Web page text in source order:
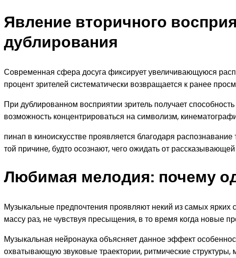
Явление вторичного
дублирования
Современная сфера досуга фиксирует увеличивающуюся
процент зрителей систематически возвращается к ранее
При дублированном восприятии зритель получает
возможность концентрироваться на символизм,
пинап в киноискусстве проявляется благодаря
той причине, будто осознают, чего ожидать от рассказывающей
Любимая мелодия: почему
Музыкальные предпочтения проявляют некий из самых
массу раз, не чувствуя пресыщения, в то время когда новые
Музыкальная нейронаука объясняет данное эффект
охватывающую звуковые траектории, ритмические